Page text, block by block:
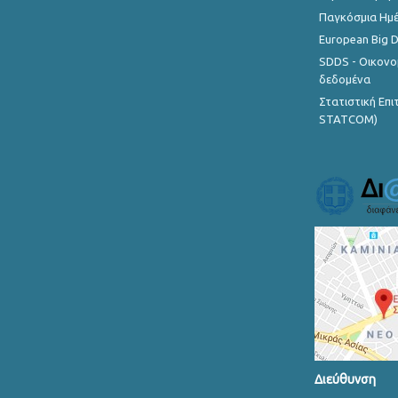
Παγκόσμια
European Big
SDDS -
δεδομένα
Στατιστική
STATCOM)
Διεύθυνση